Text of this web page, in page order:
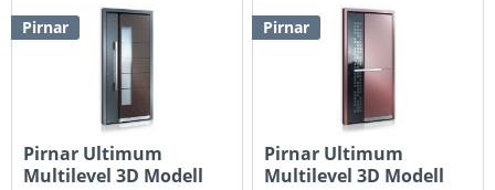
Pirnar
Pirnar Ultimum
Multilevel 3D Modell
Pirnar
Pirnar Ultimum
Multilevel 3D Modell